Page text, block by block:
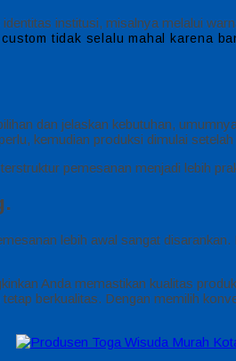
institusi, misalnya melalui
tidak selalu mahal karena
dan jelaskan kebutuhan,
kemudian produksi dimulai
pemesanan menjadi lebih
lebih awal sangat
Anda memastikan kualitas
berkualitas. Dengan memilih